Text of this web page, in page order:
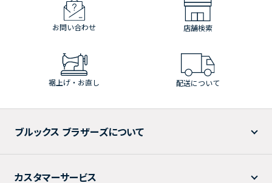
お問い合わせ 店舗検索
裾上げ・お直し 配送について
ブルックス ブラザーズについて
カスタマーサービス